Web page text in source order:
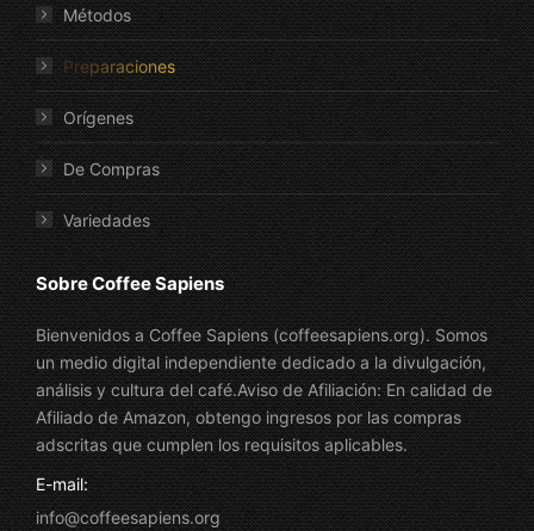
Métodos
Preparaciones
Orígenes
De Compras
Variedades
Sobre Coffee Sapiens
Bienvenidos a Coffee Sapiens (coffeesapiens.org). Somos
un medio digital independiente dedicado a la divulgación,
análisis y cultura del café.Aviso de Afiliación: En calidad de
Afiliado de Amazon, obtengo ingresos por las compras
adscritas que cumplen los requisitos aplicables.
E-mail:
info@coffeesapiens.org